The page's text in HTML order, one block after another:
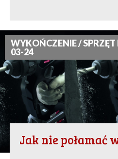
WYKOŃCZENIE /
03-24
Jak nie połamać